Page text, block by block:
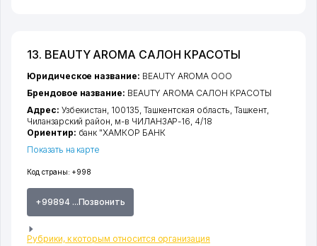
13. BEAUTY AROMA САЛОН КРАСОТЫ
Код страны: +998
+99894 ...Позвонить
Рубрики, к которым относится организация
Юридическое название: BEAUTY AROMA ООО
Брендовое название: BEAUTY AROMA САЛОН КРАСОТЫ
Адрес: Узбекистан, 100135, Ташкентская область Ташкент
Чиланзарский район м-в ЧИЛАНЗАР-16 , 4/18
Ориентир: банк "ХАМКОР БАНК
Показать на карте